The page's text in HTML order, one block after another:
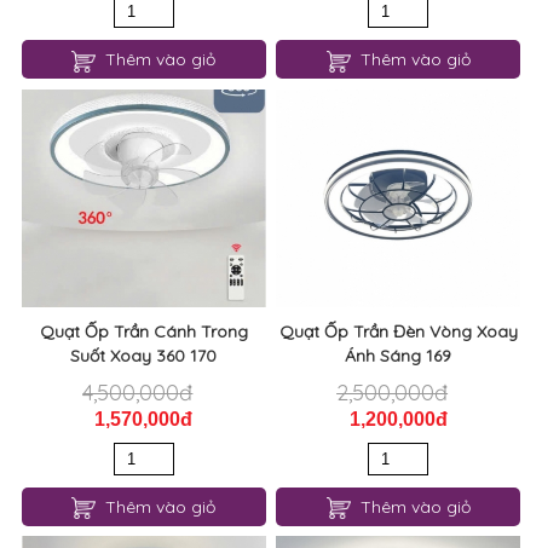
Thêm vào giỏ Thêm vào giỏ
Quạt Ốp Trần Cánh Trong
Suốt Xoay 360 170
4,500,000đ
1,570,000đ
Thêm vào giỏ
Quạt Ốp Trần Đèn Vòng Xoay
Ánh Sáng 169
2,500,000đ
1,200,000đ
Thêm vào giỏ